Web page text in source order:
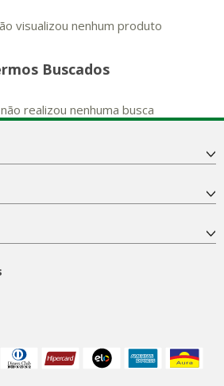
visualizou nenhum produto
Buscados
realizou nenhuma busca